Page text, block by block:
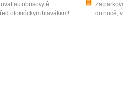
autobusovy ê
olomóckym hlavákem!
Za
do nocê,